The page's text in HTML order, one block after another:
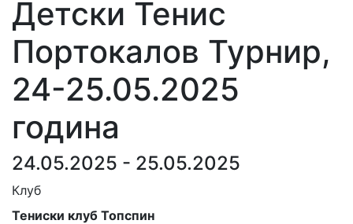
Детски Тенис
Портокалов Турнир,
24-25.05.2025
година
24.05.2025 - 25.05.2025
Клуб
Тениски клуб Топспин